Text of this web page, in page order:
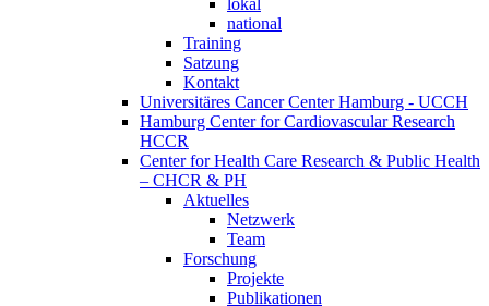
lokal
national
Training
Satzung
Kontakt
Universitäres Cancer Center Hamburg - UCCH
Hamburg Center for Cardiovascular Research
HCCR
Center for Health Care Research & Public Health
– CHCR & PH
Aktuelles
Netzwerk
Team
Forschung
Projekte
Publikationen